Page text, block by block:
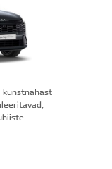
kunstnahast